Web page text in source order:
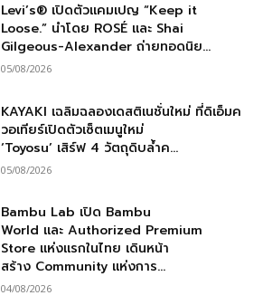
Levi’s® เปิดตัวแคมเปญ “Keep it
Loose.” นำโดย ROSÉ และ Shai
Gilgeous-Alexander ถ่ายทอดนิย...
05/08/2026
KAYAKI เฉลิมฉลองเดสติเนชั่นใหม่ ที่ดิเอ็มค
วอเทียร์เปิดตัวเซ็ตเมนูใหม่
‘Toyosu’ เสิร์ฟ 4 วัตถุดิบล้ำค...
05/08/2026
Bambu Lab เปิด Bambu
World และ Authorized Premium
Store แห่งแรกในไทย เดินหน้า
สร้าง Community แห่งการ...
04/08/2026